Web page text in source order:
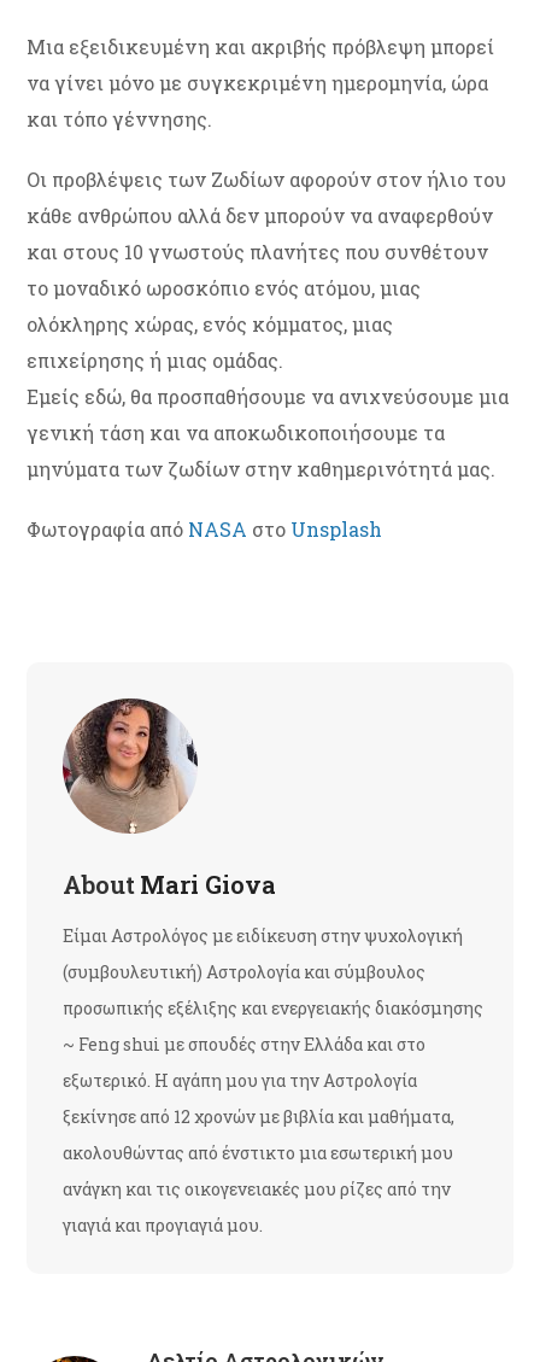
Μια εξειδικευμένη και ακριβής πρόβλεψη μπορεί
να γίνει μόνο με συγκεκριμένη ημερομηνία, ώρα
και τόπο γέννησης.
Οι προβλέψεις των Ζωδίων αφορούν στον ήλιο του
κάθε ανθρώπου αλλά δεν μπορούν να αναφερθούν
και στους 10 γνωστούς πλανήτες που συνθέτουν
το μοναδικό ωροσκόπιο ενός ατόμου, μιας
ολόκληρης χώρας, ενός κόμματος, μιας
επιχείρησης ή μιας ομάδας.
Εμείς εδώ, θα προσπαθήσουμε να ανιχνεύσουμε μια
γενική τάση και να αποκωδικοποιήσουμε τα
μηνύματα των ζωδίων στην καθημερινότητά μας.
Φωτογραφία από NASA στο Unsplash
AboutMari Giova
Είμαι Αστρολόγος με ειδίκευση στην ψυχολογική
(συμβουλευτική) Αστρολογία και σύμβουλος
προσωπικής εξέλιξης και ενεργειακής διακόσμησης
~ Feng shui με σπουδές στην Ελλάδα και στο
εξωτερικό. Η αγάπη μου για την Αστρολογία
ξεκίνησε από 12 χρονών με βιβλία και μαθήματα,
ακολουθώντας από ένστικτο μια εσωτερική μου
ανάγκη και τις οικογενειακές μου ρίζες από την
γιαγιά και προγιαγιά μου.